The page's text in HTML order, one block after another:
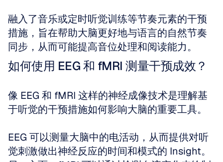
融入了音乐或定时听觉训练等节奏元素的干预
措施，旨在帮助大脑更好地与语言的自然节奏
同步，从而可能提高音位处理和阅读能力。
如何使用 EEG 和 fMRI 测量干预成效？
像 EEG 和 fMRI 这样的神经成像技术是理解基
于听觉的干预措施如何影响大脑的重要工具。
EEG 可以测量大脑中的电活动，从而提供对听
觉刺激做出神经反应的时间和模式的 Insight。